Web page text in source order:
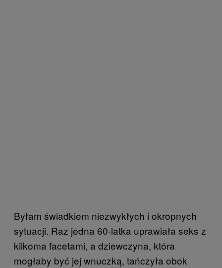
Byłam świadkiem niezwykłych i okropnych
sytuacji. Raz jedna 60-latka uprawiała seks z
kilkoma facetami, a dziewczyna, która
mogłaby być jej wnuczką, tańczyła obok